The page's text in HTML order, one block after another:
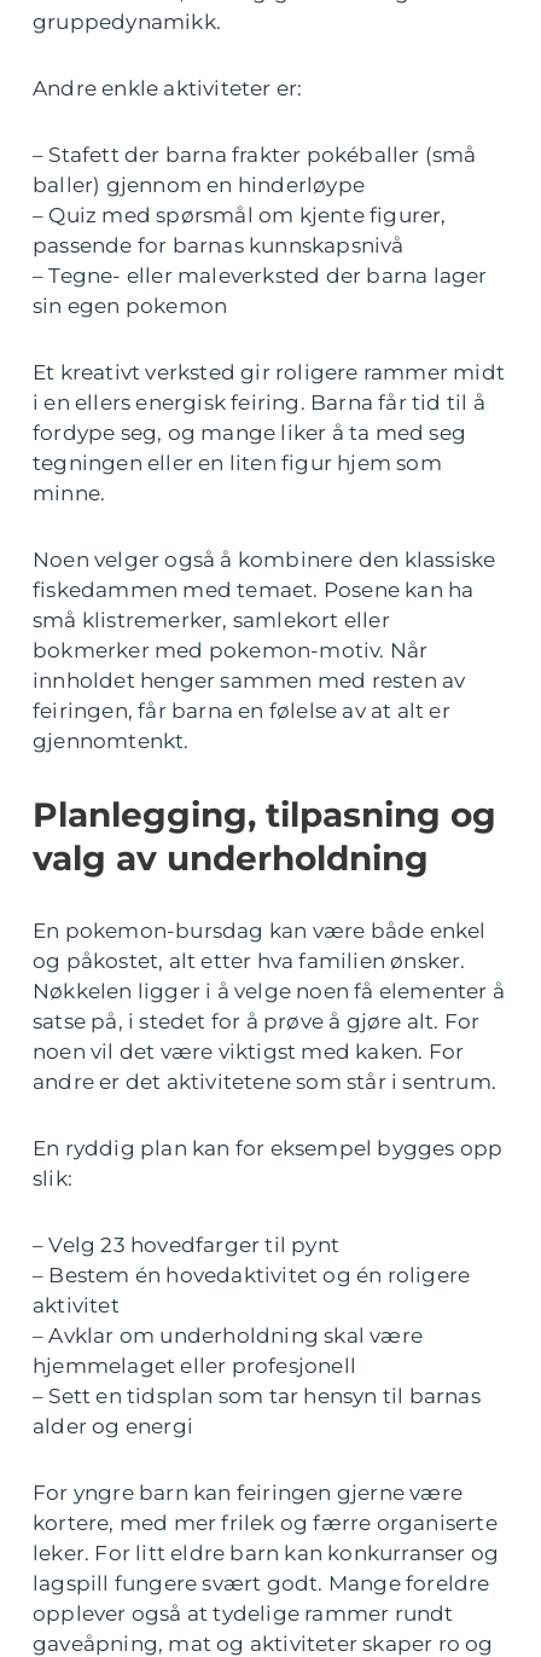
gruppedynamikk.
Andre enkle aktiviteter er:
– Stafett der barna frakter pokéballer (små
baller) gjennom en hinderløype
– Quiz med spørsmål om kjente figurer,
passende for barnas kunnskapsnivå
– Tegne- eller maleverksted der barna lager
sin egen pokemon
Et kreativt verksted gir roligere rammer midt
i en ellers energisk feiring. Barna får tid til å
fordype seg, og mange liker å ta med seg
tegningen eller en liten figur hjem som
minne.
Noen velger også å kombinere den klassiske
fiskedammen med temaet. Posene kan ha
små klistremerker, samlekort eller
bokmerker med pokemon-motiv. Når
innholdet henger sammen med resten av
feiringen, får barna en følelse av at alt er
gjennomtenkt.
Planlegging, tilpasning og
valg av underholdning
En pokemon-bursdag kan være både enkel
og påkostet, alt etter hva familien ønsker.
Nøkkelen ligger i å velge noen få elementer å
satse på, i stedet for å prøve å gjøre alt. For
noen vil det være viktigst med kaken. For
andre er det aktivitetene som står i sentrum.
En ryddig plan kan for eksempel bygges opp
slik:
– Velg 23 hovedfarger til pynt
– Bestem én hovedaktivitet og én roligere
aktivitet
– Avklar om underholdning skal være
hjemmelaget eller profesjonell
– Sett en tidsplan som tar hensyn til barnas
alder og energi
For yngre barn kan feiringen gjerne være
kortere, med mer frilek og færre organiserte
leker. For litt eldre barn kan konkurranser og
lagspill fungere svært godt. Mange foreldre
opplever også at tydelige rammer rundt
gaveåpning, mat og aktiviteter skaper ro og